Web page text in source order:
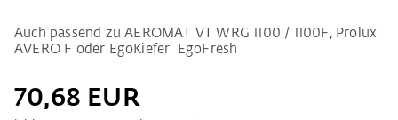
Auch passend zu AEROMAT VT WRG 1100 / 1100F, Prolux
AVERO F oder EgoKiefer EgoFresh
70,68 EUR